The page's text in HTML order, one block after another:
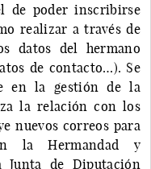
de poder inscribirse
realizar a través de
datos del hermano
de contacto…). Se
en la gestión de la
la relación con los
nuevos correos para
la Hermandad y
Junta de Diputación